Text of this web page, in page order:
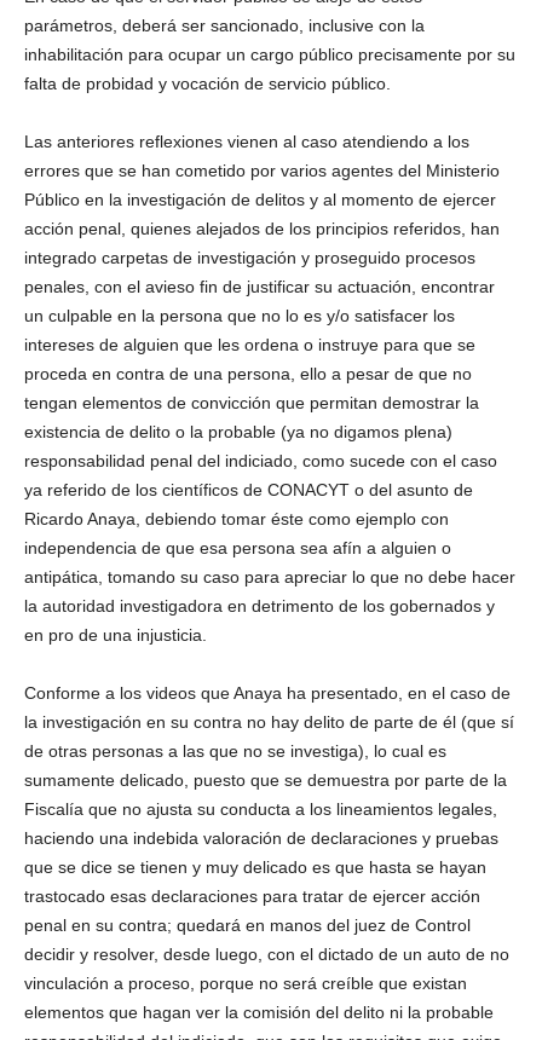
parámetros, deberá ser sancionado, inclusive con la
inhabilitación para ocupar un cargo público precisamente por su
falta de probidad y vocación de servicio público.
Las anteriores reflexiones vienen al caso atendiendo a los
errores que se han cometido por varios agentes del Ministerio
Público en la investigación de delitos y al momento de ejercer
acción penal, quienes alejados de los principios referidos, han
integrado carpetas de investigación y proseguido procesos
penales, con el avieso fin de justificar su actuación, encontrar
un culpable en la persona que no lo es y/o satisfacer los
intereses de alguien que les ordena o instruye para que se
proceda en contra de una persona, ello a pesar de que no
tengan elementos de convicción que permitan demostrar la
existencia de delito o la probable (ya no digamos plena)
responsabilidad penal del indiciado, como sucede con el caso
ya referido de los científicos de CONACYT o del asunto de
Ricardo Anaya, debiendo tomar éste como ejemplo con
independencia de que esa persona sea afín a alguien o
antipática, tomando su caso para apreciar lo que no debe hacer
la autoridad investigadora en detrimento de los gobernados y
en pro de una injusticia.
Conforme a los videos que Anaya ha presentado, en el caso de
la investigación en su contra no hay delito de parte de él (que sí
de otras personas a las que no se investiga), lo cual es
sumamente delicado, puesto que se demuestra por parte de la
Fiscalía que no ajusta su conducta a los lineamientos legales,
haciendo una indebida valoración de declaraciones y pruebas
que se dice se tienen y muy delicado es que hasta se hayan
trastocado esas declaraciones para tratar de ejercer acción
penal en su contra; quedará en manos del juez de Control
decidir y resolver, desde luego, con el dictado de un auto de no
vinculación a proceso, porque no será creíble que existan
elementos que hagan ver la comisión del delito ni la probable